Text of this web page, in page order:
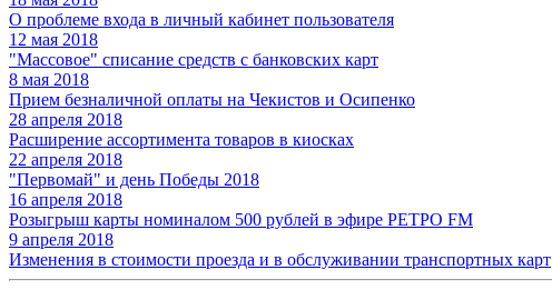
О проблеме входа в личный кабинет пользователя
12 мая 2018
"Массовое" списание средств с банковских карт
8 мая 2018
Прием безналичной оплаты на Чекистов и Осипенко
28 апреля 2018
Расширение ассортимента товаров в киосках
22 апреля 2018
"Первомай" и день Победы 2018
16 апреля 2018
Розыгрыш карты номиналом 500 рублей в эфире РЕТРО FM
9 апреля 2018
Изменения в стоимости проезда и в обслуживании транспортных карт